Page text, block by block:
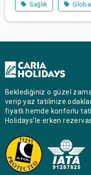
Sağlık Global
Beklediğiniz o güzel
verip yaz tatilinize
fiyatlı hemde konforlu
Holidays’le erken